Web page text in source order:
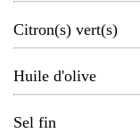
Citron(s) vert(s)
Huile d'olive
Sel fin